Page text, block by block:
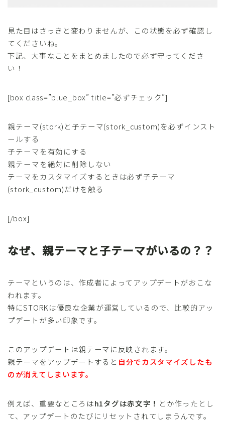
見た目はさっきと変わりませんが、この状態を必ず確認し
てくださいね。
下記、大事なことをまとめましたので必ず守ってくださ
い！
[box class=”blue_box” title=”必ずチェック”]
親テーマ(stork)と子テーマ(stork_custom)を必ずインスト
ールする
子テーマを有効にする
親テーマを絶対に削除しない
テーマをカスタマイズするときは必ず子テーマ
(stork_custom)だけを触る
[/box]
なぜ、親テーマと子テーマがいるの？？
テーマというのは、作成者によってアップデートがおこな
われます。
特にSTORKは優良な企業が運営しているので、比較的アッ
プデートが多い印象です。
このアップデートは親テーマに反映されます。
親テーマをアップデートすると 自分でカスタマイズしたも
のが消えてしまいます。
例えば、重要なところはh1タグは赤文字！ とか作ったとし
て、アップデートのたびにリセットされてしまうんです。